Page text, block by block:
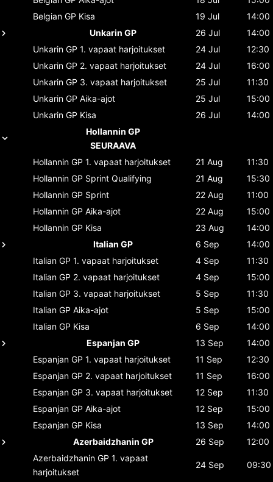
Belgian GP Kisa 19 Jul
14:00
Unkarin GP
26 Jul
14:00
Unkarin GP 1. vapaat harjoitukset 24 Jul
12:30
Unkarin GP 2. vapaat harjoitukset 24 Jul
16:00
Unkarin GP 3. vapaat harjoitukset 25 Jul
11:30
Unkarin GP Aika-ajot 25 Jul
15:00
Unkarin GP Kisa 26 Jul
14:00
Hollannin GP
SEURAAVA
Hollannin GP 1. vapaat harjoitukset 21 Aug
11:30
Hollannin GP Sprint Qualifying 21 Aug
15:30
Hollannin GP Sprint 22 Aug
11:00
Hollannin GP Aika-ajot 22 Aug
15:00
Hollannin GP Kisa 23 Aug
14:00
Italian GP
6 Sep
14:00
Italian GP 1. vapaat harjoitukset 4 Sep
11:30
Italian GP 2. vapaat harjoitukset 4 Sep
15:00
Italian GP 3. vapaat harjoitukset 5 Sep
11:30
Italian GP Aika-ajot 5 Sep
15:00
Italian GP Kisa 6 Sep
14:00
Espanjan GP
13 Sep
14:00
Espanjan GP 1. vapaat harjoitukset 11 Sep
12:30
Espanjan GP 2. vapaat harjoitukset 11 Sep
16:00
Espanjan GP 3. vapaat harjoitukset 12 Sep
11:30
Espanjan GP Aika-ajot 12 Sep
15:00
Espanjan GP Kisa 13 Sep
14:00
Azerbaidzhanin GP
26 Sep
12:00
Azerbaidzhanin GP 1. vapaat
harjoitukset
24 Sep 09:30